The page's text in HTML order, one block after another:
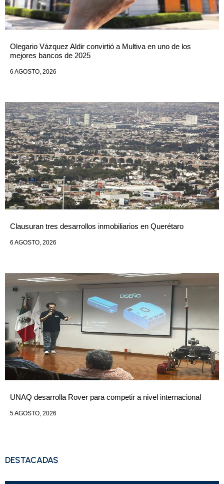
Olegario Vázquez Aldir convirtió a Multiva en uno de los
mejores bancos de 2025
6 AGOSTO, 2026
Clausuran tres desarrollos inmobiliarios en Querétaro
6 AGOSTO, 2026
UNAQ desarrolla Rover para competir a nivel internacional
5 AGOSTO, 2026
DESTACADAS